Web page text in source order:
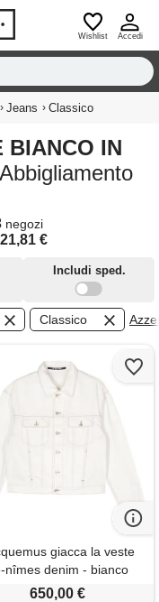
Wishlist Accedi
› Jeans › Classico
negozi
21,81 €
Includi sped.
Classico
giacca la veste
nîmes denim - bianco
650,00 €